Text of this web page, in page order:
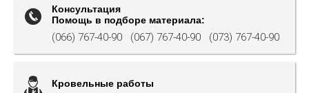
Консультация
Помощь в подборе материала:
(066) 767-40-90 (067) 767-40-90 (073) 767-40-90
Кровельные работы